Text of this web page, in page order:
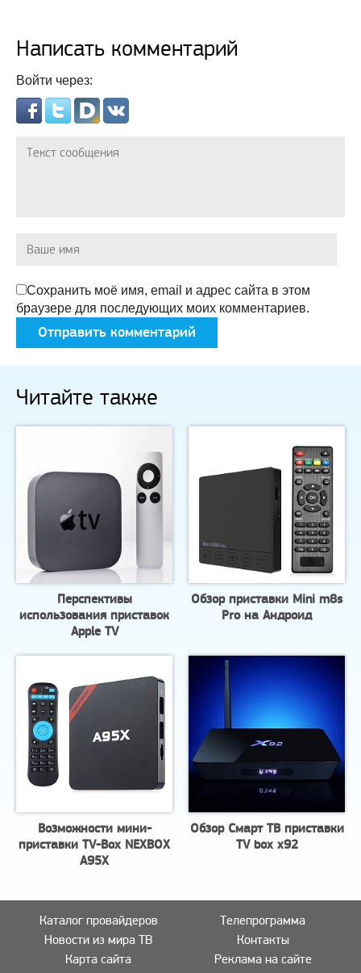
Написать комментарий
Войти через:
Сохранить моё имя, email и адрес сайта в этом
браузере для последующих моих комментариев.
Читайте также
Перспективы
использования приставок
Apple TV
Обзор приставки Mini m8s
Pro на Андроид
Возможности мини-
приставки TV-Box NEXBOX
A95X
Обзор Смарт ТВ приставки
TV box x92
Каталог провайдеров
Телепрограмма
Новости из мира ТВ
Контакты
Карта сайта
Реклама на сайте